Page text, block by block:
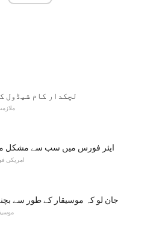
لچکدار کام شیڈول
ایئر فورس میں سب سے مشکل
امریکی
جان لو کہ موسیقار کے طور سے